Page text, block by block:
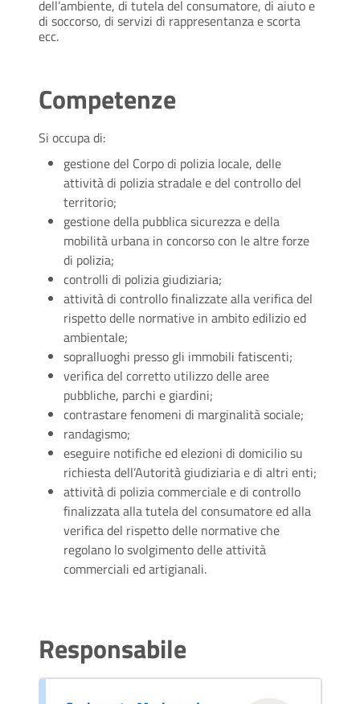
dell’ambiente, di tutela del consumatore, di aiuto e
di soccorso, di servizi di rappresentanza e scorta
ecc.
Competenze
Si occupa di:
gestione del Corpo di polizia locale, delle
attività di polizia stradale e del controllo del
territorio;
gestione della pubblica sicurezza e della
mobilità urbana in concorso con le altre forze
di polizia;
controlli di polizia giudiziaria;
attività di controllo finalizzate alla verifica del
rispetto delle normative in ambito edilizio ed
ambientale;
sopralluoghi presso gli immobili fatiscenti;
verifica del corretto utilizzo delle aree
pubbliche, parchi e giardini;
contrastare fenomeni di marginalità sociale;
randagismo;
eseguire notifiche ed elezioni di domicilio su
richiesta dell’Autorità giudiziaria e di altri enti;
attività di polizia commerciale e di controllo
finalizzata alla tutela del consumatore ed alla
verifica del rispetto delle normative che
regolano lo svolgimento delle attività
commerciali ed artigianali.
Responsabile